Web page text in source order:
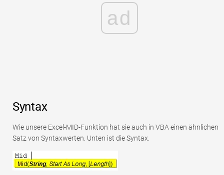
ad
Syntax
Wie unsere Excel-MID-Funktion hat sie auch in VBA einen ähnlichen
Satz von Syntaxwerten. Unten ist die Syntax.